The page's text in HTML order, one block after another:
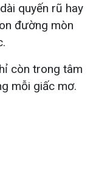
quyến rũ hay
đường mòn
còn trong tâm
mỗi giấc mơ.